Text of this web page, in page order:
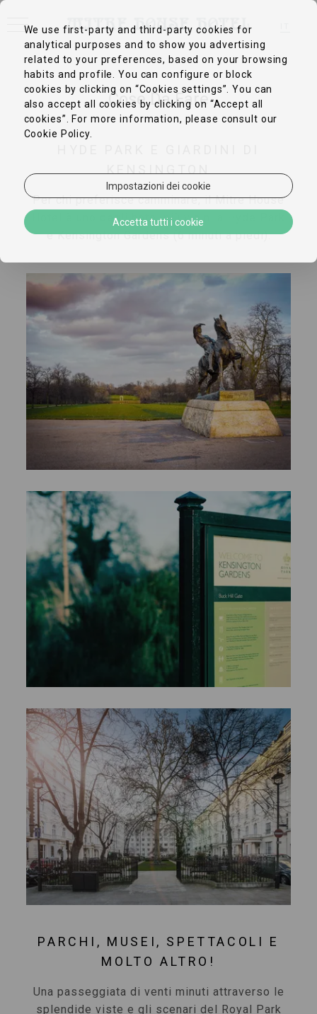
FR
DE
Cose Da Fare
Per chi preferisce camminare, il Mitre House
Hotel è uno degli hotel più vicini a Hyde Park
e Kensington Gardens (6 minuti a piedi).
PARCHI, MUSEI, SPETTACOLI E
MOLTO ALTRO!
Una passeggiata di venti minuti attraverso le
splendide viste e gli scenari del Royal Park
We use first-party and third-party cookies for
analytical purposes and to show you advertising
related to your preferences, based on your browsing
habits and profile. You can configure or block
cookies by clicking on “Cookies settings”. You can
also accept all cookies by clicking on “Accept all
cookies”. For more information, please consult our
Cookie Policy.
Impostazioni dei cookie
Accetta tutti i cookie